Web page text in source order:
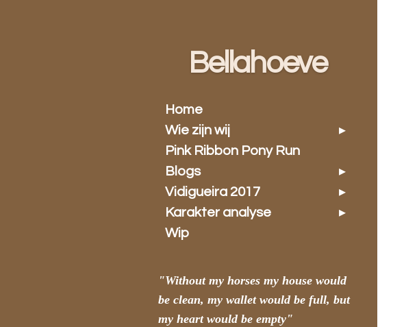
Bellahoeve
Home
Wie zijn wij
Pink Ribbon Pony Run
Blogs
Vidigueira 2017
Karakter analyse
Wip
"Without my horses my house would
be clean, my wallet would be full,but
my heart would be empty"